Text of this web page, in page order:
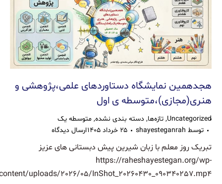
هجدهمین نمایشگاه دستاوردهای علمی،پژوهشی و
هنری(مجازی)،متوسطه ی اول
Uncategorized
, تازه‌ها, دسته بندی نشده, متوسطه یک
توسط shayesteganrah ۲۵ خرداد ۱۴۰۵ ارسال دیدگاه
تبریک روز معلم با زبان شیرین پیش دبستانی های عزیز
https://raheshayestegan.org/wp-
uploads/2026/05/InShot_20260430_090340257.mp4